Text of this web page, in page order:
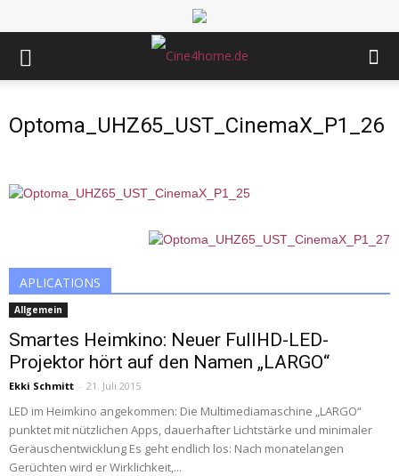
Optoma_UHZ65_UST_CinemaX_P1_26
APLICATIONS
Allgemein
Smartes Heimkino: Neuer FullHD-LED-
Projektor hört auf den Namen „LARGO“
Ekki Schmitt - 21. Juli 2015
LED im Heimkino angekommen: Die Multimediamaschine „LARGO“
punktet mit nützlichen Apps, dauerhafter Lichtstärke und minimaler
Geräuschentwicklung Es geht endlich los: Nach monatelangen
Gerüchten wird er Wirklichkeit,...